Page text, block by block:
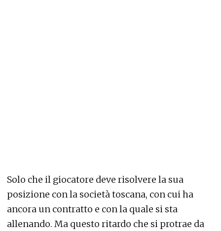
Solo che il giocatore deve risolvere la sua
posizione con la società toscana, con cui ha
ancora un contratto e con la quale si sta
allenando. Ma questo ritardo che si protrae da